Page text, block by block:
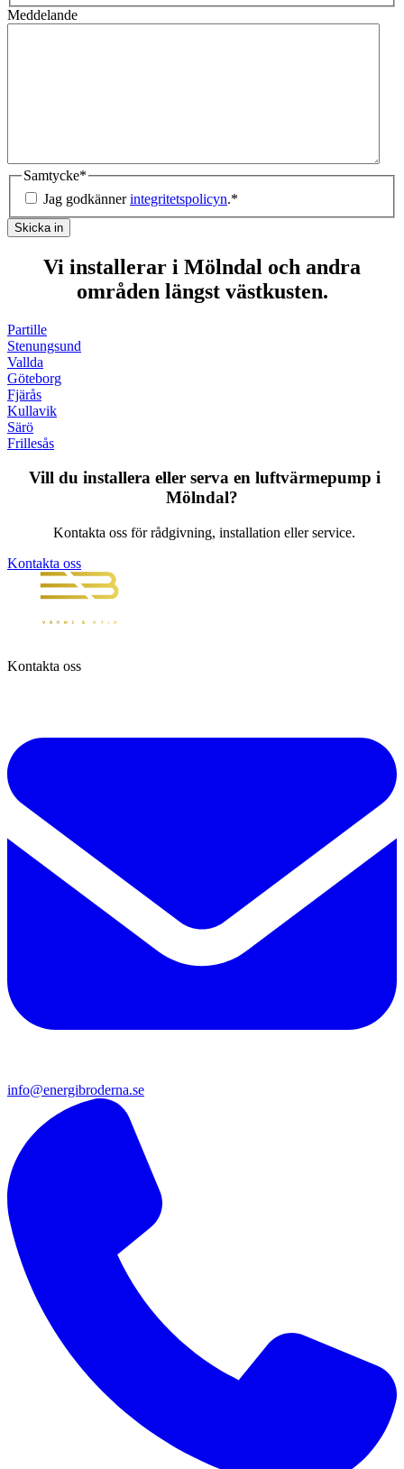
Meddelande
Samtycke*
Jag godkännerintegritetspolicyn.*
Skicka in
Vi installerar i Mölndal och andra
områden längst västkusten.
Partille
Stenungsund
Vallda
Göteborg
Fjärås
Kullavik
Särö
Frillesås
Vill du installera eller serva en luftvärmepump i
Mölndal?
Kontakta oss för rådgivning, installation eller service.
Kontakta oss
Kontakta oss
info@energibroderna.se